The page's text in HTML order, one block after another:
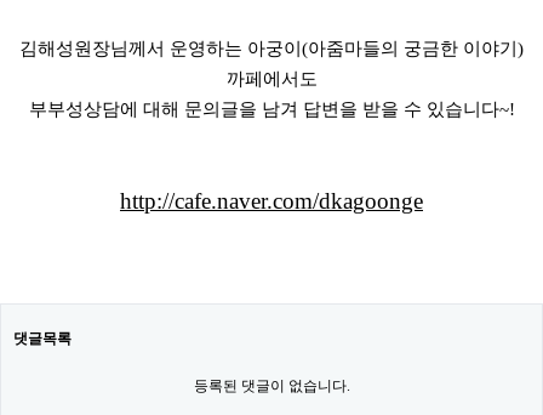
김해성원장님께서 운영하는 아궁이(아줌마들의 궁금한 이야기)
까페에서도
부부성상담에 대해 문의글을 남겨 답변을 받을 수 있습니다~!
http://cafe.naver.com/dkagoonge
댓글목록
등록된 댓글이 없습니다.